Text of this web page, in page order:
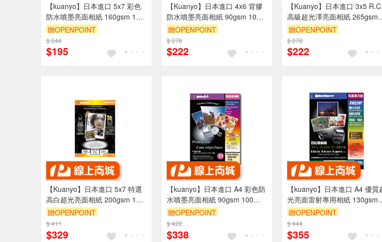
【kuanyo】日本進口 5x7 彩色
防水噴墨亮面相紙 160gsm 100
張 /包 DS160
贈OPENPOINT
$ 244
$195
【Kuanyo】日本進口 4x6 背膠
防水噴墨亮面相紙 90gsm 100
張 /包 DST90
贈OPENPOINT
$ 278
$222
【Kuanyo】日本進口 3x5 R.C.
高級超光澤亮面相紙 265gsm
100張 /包 CS265L(沖洗店照片
相同材質)
贈OPENPOINT
$ 278
$222
【Kuanyo】日本進口 5x7 特選
高白超光亮面相紙 200gsm 100
張 /包 GB200
贈OPENPOINT
$ 411
$329
【kuanyo】日本進口 A4 彩色防
水噴墨亮面相紙 90gsm 100張 /
包 DS90
贈OPENPOINT
$ 422
$338
【kuanyo】日本進口 A4 優質
光亮面雷射專用相紙 130gsm
100張 /包 GW130
贈OPENPOINT
$ 444
$355